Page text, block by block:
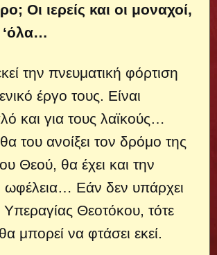
Οι ιερείς και οι μοναχοί,
την πνευματική φόρτιση
έργο τους. Είναι
και για τους λαϊκούς…
του ανοίξει τον δρόμο της
Θεού, θα έχει και την
ωφέλεια… Εάν δεν υπάρχει
Θεοτόκου, τότε
μπορεί να φτάσει εκεί.